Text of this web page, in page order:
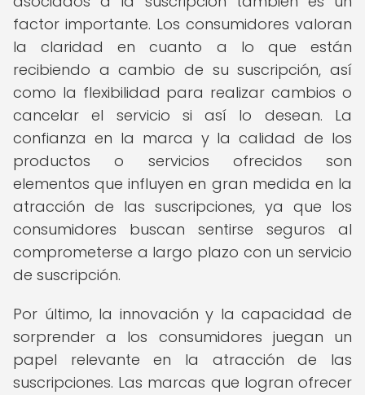
factor importante. Los consumidores valoran
la claridad en cuanto a lo que están
recibiendo a cambio de su suscripción, así
como la flexibilidad para realizar cambios o
cancelar el servicio si así lo desean. La
confianza en la marca y la calidad de los
productos o servicios ofrecidos son
elementos que influyen en gran medida en la
atracción de las suscripciones, ya que los
consumidores buscan sentirse seguros al
comprometerse a largo plazo con un servicio
de suscripción.
Por último, la innovación y la capacidad de
sorprender a los consumidores juegan un
papel relevante en la atracción de las
suscripciones. Las marcas que logran ofrecer